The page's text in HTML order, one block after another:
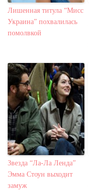
Лишенная титула “Мисс
Украина” похвалилась
помолвкой
Звезда “Ла-Ла Ленда”
Эмма Стоун выходит
замуж